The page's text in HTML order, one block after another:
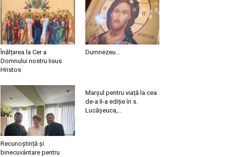
Înălțarea la Cer a
Domnului nostru Iisus
Hristos
Dumnezeu…
Recunoștință și
binecuvântare pentru
Marșul pentru viață la cea
de-a II-a ediție în s.
Lucășeuca,...